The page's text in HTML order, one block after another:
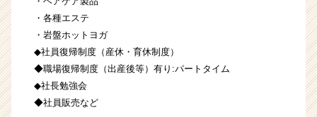
・各種エステ
・岩盤ホットヨガ
◆社員復帰制度（産休・育休制度）
◆職場復帰制度（出産後等）有り:パートタイム
◆社長勉強会
◆社員販売など